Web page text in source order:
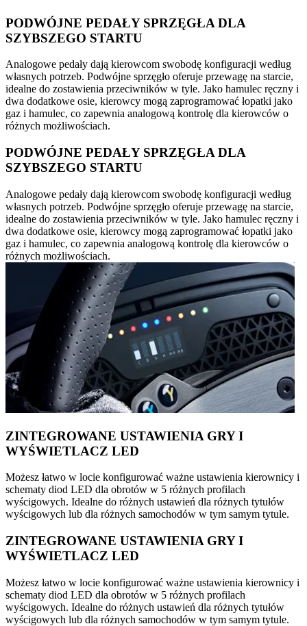
PODWÓJNE PEDAŁY SPRZĘGŁA DLA
SZYBSZEGO STARTU
Analogowe pedały dają kierowcom swobodę konfiguracji według
własnych potrzeb. Podwójne sprzęgło oferuje przewagę na starcie,
idealne do zostawienia przeciwników w tyle. Jako hamulec ręczny i
dwa dodatkowe osie, kierowcy mogą zaprogramować łopatki jako
gaz i hamulec, co zapewnia analogową kontrolę dla kierowców o
różnych możliwościach.
PODWÓJNE PEDAŁY SPRZĘGŁA DLA
SZYBSZEGO STARTU
Analogowe pedały dają kierowcom swobodę konfiguracji według
własnych potrzeb. Podwójne sprzęgło oferuje przewagę na starcie,
idealne do zostawienia przeciwników w tyle. Jako hamulec ręczny i
dwa dodatkowe osie, kierowcy mogą zaprogramować łopatki jako
gaz i hamulec, co zapewnia analogową kontrolę dla kierowców o
różnych możliwościach.
ZINTEGROWANE USTAWIENIA GRY I
WYŚWIETLACZ LED
Możesz łatwo w locie konfigurować ważne ustawienia kierownicy i
schematy diod LED dla obrotów w 5 różnych profilach
wyścigowych. Idealne do różnych ustawień dla różnych tytułów
wyścigowych lub dla różnych samochodów w tym samym tytule.
ZINTEGROWANE USTAWIENIA GRY I
WYŚWIETLACZ LED
Możesz łatwo w locie konfigurować ważne ustawienia kierownicy i
schematy diod LED dla obrotów w 5 różnych profilach
wyścigowych. Idealne do różnych ustawień dla różnych tytułów
wyścigowych lub dla różnych samochodów w tym samym tytule.